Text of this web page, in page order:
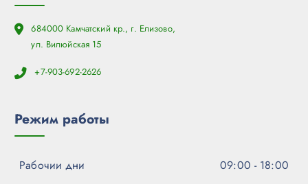
684000 Камчатский кр., г. Елизово,
ул. Вилюйская 15
+7-903-692-2626
Режим работы
Рабочии дни
09:00 - 18:00